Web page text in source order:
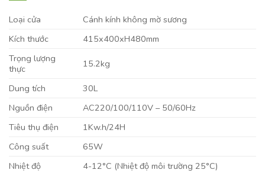
Loại cửa
Cánh kính không mờ sương
Kích thước
415x400xH480mm
Trọng lượng
thực
15.2kg
Dung tích
30L
Nguồn điện
AC220/100/110V – 50/60Hz
Tiêu thụ điện
1Kw.h/24H
Công suất
65W
Nhiệt độ
4-12°C (Nhiệt độ môi trường 25°C)